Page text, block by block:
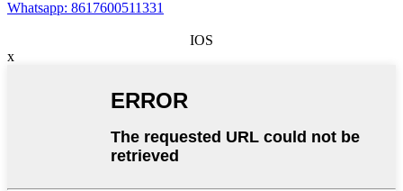
Whatsapp: 8617600511331
IOS
x